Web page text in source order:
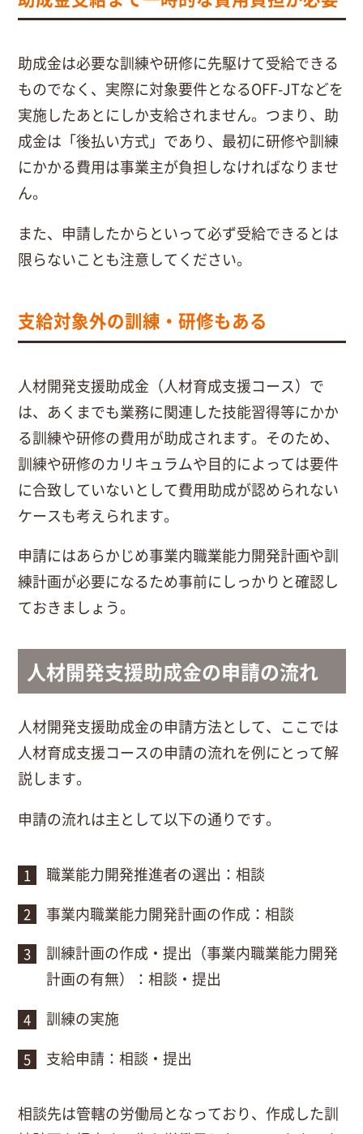
助成金は必要な訓練や研修に先駆けて受給できる
ものでなく、実際に対象要件となるOFF-JTなどを
実施したあとにしか支給されません。つまり、助
成金は「後払い方式」であり、最初に研修や訓練
にかかる費用は事業主が負担しなければなりませ
ん。
また、申請したからといって必ず受給できるとは
限らないことも注意してください。
支給対象外の訓練・研修もある
人材開発支援助成金（人材育成支援コース）で
は、あくまでも業務に関連した技能習得等にかか
る訓練や研修の費用が助成されます。そのため、
訓練や研修のカリキュラムや目的によっては要件
に合致していないとして費用助成が認められない
ケースも考えられます。
申請にはあらかじめ事業内職業能力開発計画や訓
練計画が必要になるため事前にしっかりと確認し
ておきましょう。
人材開発支援助成金の申請の流れ
人材開発支援助成金の申請方法として、ここでは
人材育成支援コースの申請の流れを例にとって解
説します。
申請の流れは主として以下の通りです。
職業能力開発推進者の選出：相談
事業内職業能力開発計画の作成：相談
訓練計画の作成・提出（事業内職業能力開発
計画の有無）：相談・提出
訓練の実施
支給申請：相談・提出
相談先は管轄の労働局となっており、作成した訓